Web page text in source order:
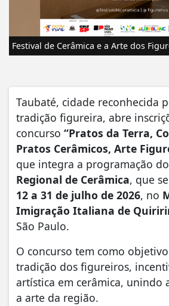
Festival de Cerâmica e a Arte dos
Taubaté, cidade reconhecida
tradição figureira, abre
concurso “Pratos da Terra,
Pratos Cerâmicos, Arte
que integra a programação do
Regional de Cerâmica, que
12 a 31 de julho de 2026, no
Imigração Italiana de
São Paulo.
O concurso tem como
tradição dos figureiros,
artística em cerâmica, unindo
a arte da região.